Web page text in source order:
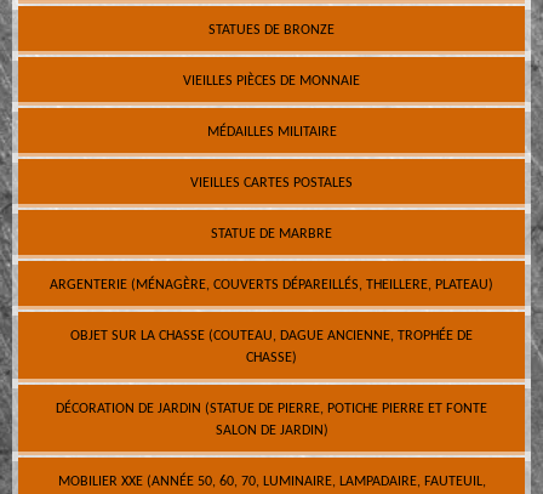
STATUES DE BRONZE
VIEILLES PIÈCES DE MONNAIE
MÉDAILLES MILITAIRE
VIEILLES CARTES POSTALES
STATUE DE MARBRE
ARGENTERIE (MÉNAGÈRE, COUVERTS DÉPAREILLÉS, THEILLERE, PLATEAU)
OBJET SUR LA CHASSE (COUTEAU, DAGUE ANCIENNE, TROPHÉE DE
CHASSE)
DÉCORATION DE JARDIN (STATUE DE PIERRE, POTICHE PIERRE ET FONTE
SALON DE JARDIN)
MOBILIER XXE (ANNÉE 50, 60, 70, LUMINAIRE, LAMPADAIRE, FAUTEUIL,